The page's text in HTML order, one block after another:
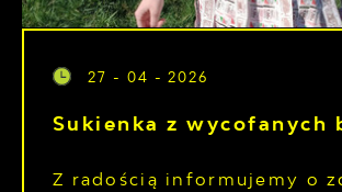
27 - 04 - 2026
Sukienka z wycofanych
Z radością informujemy o